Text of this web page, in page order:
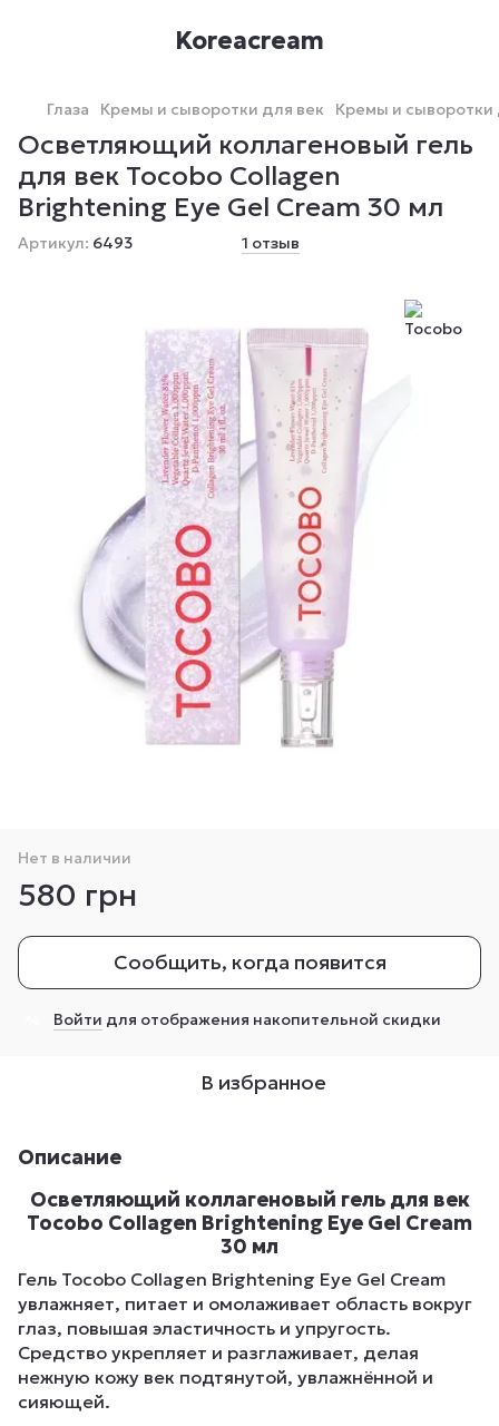
Koreacream
Глаза Кремы и сыворотки для век Кремы и сыворотки
Осветляющий коллагеновый гель
для век Tocobo Сollagen
Brightening Eye Gel Cream 30 мл
Артикул: 6493 1 отзыв
Нет в наличии
580 грн
Сообщить, когда появится
Войти для отображения накопительной скидки
В избранное
Описание
Осветляющий коллагеновый гель для век
Tocobo Сollagen Brightening Eye Gel Cream
30 мл
Гель Tocobo Сollagen Brightening Eye Gel Cream
увлажняет, питает и омолаживает область вокруг
глаз, повышая эластичность и упругость.
Средство укрепляет и разглаживает, делая
нежную кожу век подтянутой, увлажнённой и
сияющей.